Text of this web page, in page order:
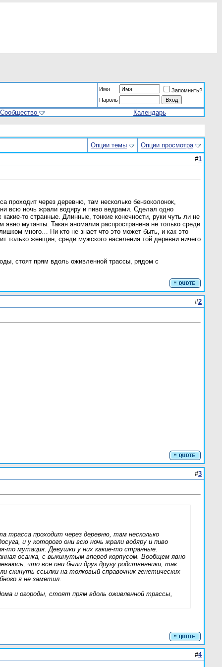
Имя
Запомнить?
Пароль
Сообщество Календарь
Опции темы
Опции просмотра
#1
проходит через деревню, там несколько бензоколонок,
всю ночь жрали водяру и пиво ведрами. Сделал одно
то странные. Длинные, тонкие конечности, руки чуть ли не
мутанты. Такая аномалия распространена не только среди
много… Ни кто не знает что это может быть, и как это
только женщин, среди мужского населения той деревни ничего
стоят прям вдоль оживленной трассы, рядом с
#2
#3
трасса проходит через деревню, там несколько
и у которого они всю ночь жрали водяру и пиво
то мутация. Девушки у них какие-то странные.
осанка, с выкинутым вперед корпусом. Вообщем явно
что все они были друг другу родственники, так
ссылки на толковый справочник генетических
я не заметил.
и огороды, стоят прям вдоль оживленной трассы,
#4